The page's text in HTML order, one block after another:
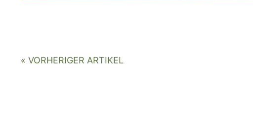
« VORHERIGER ARTIKEL